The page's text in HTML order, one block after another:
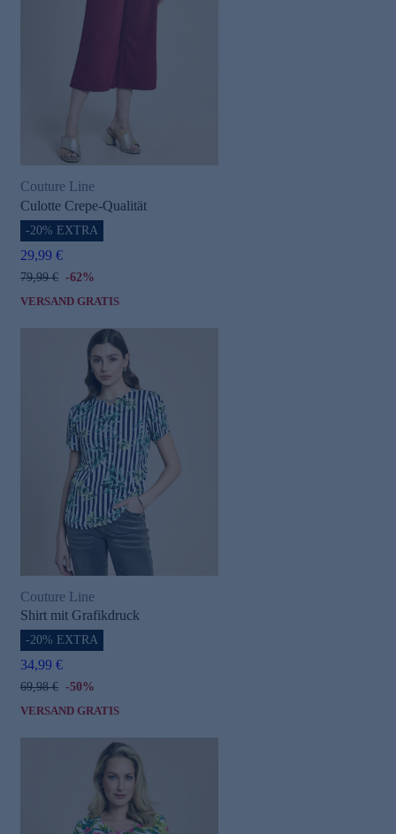
Couture Line
Culotte Crepe-Qualität
-20% EXTRA
29,99 €
79,99 € -62%
VERSAND GRATIS
Couture Line
Shirt mit Grafikdruck
-20% EXTRA
34,99 €
69,98 € -50%
VERSAND GRATIS